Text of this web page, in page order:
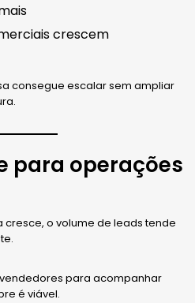
crescem
consegue escalar sem ampliar
para operações
o volume de leads tende
para acompanhar
é viável.